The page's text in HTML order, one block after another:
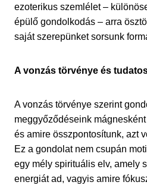
ezoterikus szemlélet –
épülő gondolkodás – arra
saját szerepünket sorsunk
A vonzás törvénye és
A vonzás törvénye szerint
meggyőződéseink
és amire összpontosítunk, azt
Ez a gondolat nem csupán
egy mély spirituális elv, amely
energiát ad, vagyis amire